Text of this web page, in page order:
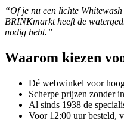
“Of je nu een lichte
BRINKmarkt heeft de
nodig hebt.”
Waarom kiezen
Dé webwinkel voor
Scherpe prijzen zonder
Al sinds 1938 de
Voor 12:00 uur besteld,